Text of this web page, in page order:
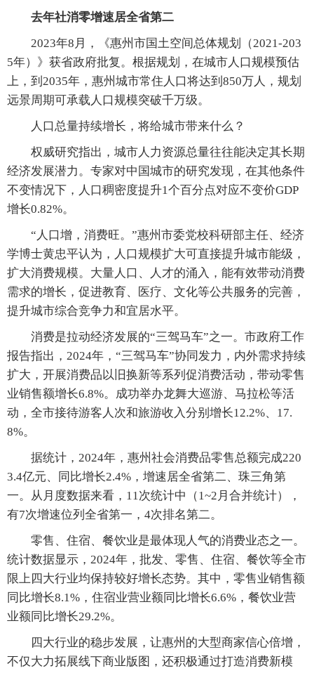
去年社消零增速居全省第二
2023年8月，《惠州市国土空间总体规划（2021-203
5年）》获省政府批复。根据规划，在城市人口规模预估
上，到2035年，惠州城市常住人口将达到850万人，规划
远景周期可承载人口规模突破千万级。
人口总量持续增长，将给城市带来什么？
权威研究指出，城市人力资源总量往往能决定其长期
经济发展潜力。专家对中国城市的研究发现，在其他条件
不变情况下，人口稠密度提升1个百分点对应不变价GDP
增长0.82%。
“人口增，消费旺。”惠州市委党校科研部主任、经济
学博士黄忠平认为，人口规模扩大可直接提升城市能级，
扩大消费规模。大量人口、人才的涌入，能有效带动消费
需求的增长，促进教育、医疗、文化等公共服务的完善，
提升城市综合竞争力和宜居水平。
消费是拉动经济发展的“三驾马车”之一。市政府工作
报告指出，2024年，“三驾马车”协同发力，内外需求持续
扩大，开展消费品以旧换新等系列促消费活动，带动零售
业销售额增长6.8%。成功举办龙舞大巡游、马拉松等活
动，全市接待游客人次和旅游收入分别增长12.2%、17.
8%。
据统计，2024年，惠州社会消费品零售总额完成220
3.4亿元、同比增长2.4%，增速居全省第二、珠三角第
一。从月度数据来看，11次统计中（1~2月合并统计），
有7次增速位列全省第一，4次排名第二。
零售、住宿、餐饮业是最体现人气的消费业态之一。
统计数据显示，2024年，批发、零售、住宿、餐饮等全市
限上四大行业均保持较好增长态势。其中，零售业销售额
同比增长8.1%，住宿业营业额同比增长6.6%，餐饮业营
业额同比增长29.2%。
四大行业的稳步发展，让惠州的大型商家信心倍增，
不仅大力拓展线下商业版图，还积极通过打造消费新模